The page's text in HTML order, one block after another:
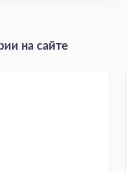
на сайте